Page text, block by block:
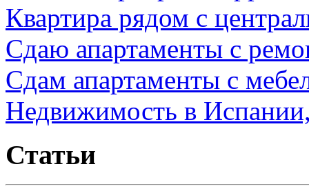
Квартира рядом с
Сдаю апартаменты с
Сдам апартаменты с
Недвижимость в
Статьи